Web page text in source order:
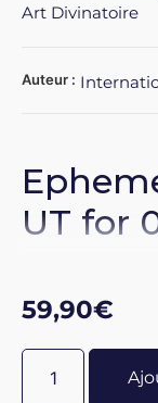
Art Divinatoire
Auteur :
UT for
Cette
59,90€